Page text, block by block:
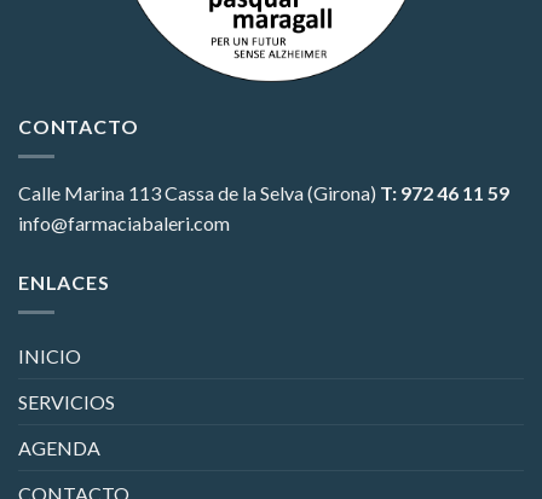
CONTACTO
Calle Marina 113Cassa de la Selva (Girona) T: 972 46 11 59
info@farmaciabaleri.com
ENLACES
INICIO
SERVICIOS
AGENDA
CONTACTO